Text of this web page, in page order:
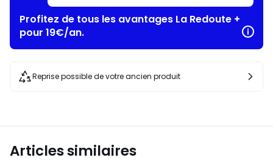
Profitez de tous les avantages La Redoute +
pour 19€/an.
Reprise possible de votre ancien produit
Articles similaires